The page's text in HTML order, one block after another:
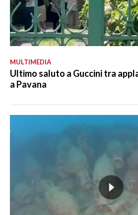
MULTIMEDIA
Ultimo saluto a Guccini tra
a Pavana